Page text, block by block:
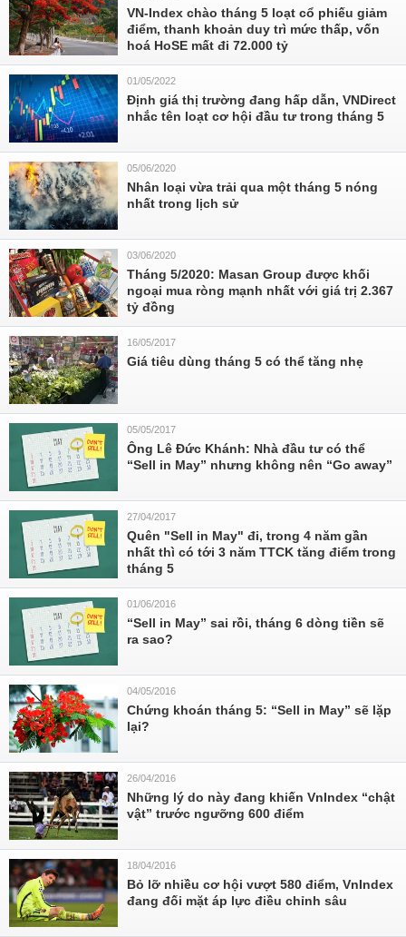
VN-Index chào tháng 5 loạt cổ phiếu giảm
điểm, thanh khoản duy trì mức thấp, vốn
hoá HoSE mất đi 72.000 tỷ
01/05/2022
Định giá thị trường đang hấp dẫn, VNDirect
nhắc tên loạt cơ hội đầu tư trong tháng 5
05/06/2020
Nhân loại vừa trải qua một tháng 5 nóng
nhất trong lịch sử
03/06/2020
Tháng 5/2020: Masan Group được khối
ngoại mua ròng mạnh nhất với giá trị 2.367
tỷ đồng
16/05/2017
Giá tiêu dùng tháng 5 có thể tăng nhẹ
05/05/2017
Ông Lê Đức Khánh: Nhà đầu tư có thể
“Sell in May” nhưng không nên “Go away”
27/04/2017
Quên "Sell in May" đi, trong 4 năm gần
nhất thì có tới 3 năm TTCK tăng điểm trong
tháng 5
01/06/2016
“Sell in May” sai rồi, tháng 6 dòng tiền sẽ
ra sao?
04/05/2016
Chứng khoán tháng 5: “Sell in May” sẽ lặp
lại?
26/04/2016
Những lý do này đang khiến VnIndex “chật
vật” trước ngưỡng 600 điểm
18/04/2016
Bỏ lỡ nhiều cơ hội vượt 580 điểm, VnIndex
đang đối mặt áp lực điều chỉnh sâu